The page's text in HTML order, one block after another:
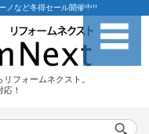
ノなど冬得セール開催中!!
フォームネクスト。
！